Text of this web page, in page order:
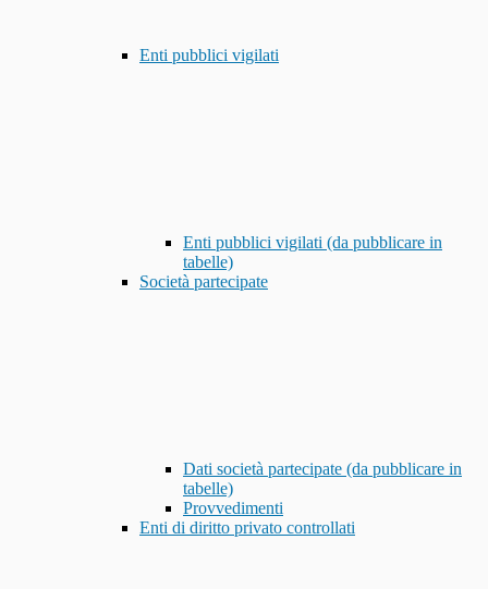
Enti pubblici vigilati
Enti pubblici vigilati (da pubblicare in
tabelle)
Società partecipate
Dati società partecipate (da pubblicare in
tabelle)
Provvedimenti
Enti di diritto privato controllati